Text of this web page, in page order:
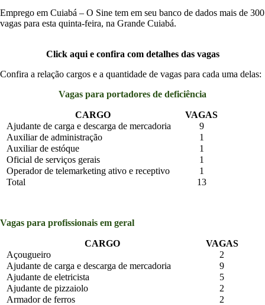
Concursos
Publicar vaga
Emprego em Cuiabá – O Sine tem em seu banco de dados mais de 300
vagas para esta quinta-feira, na Grande Cuiabá.
Click aqui e confira com detalhes das vagas
Confira a relação cargos e a quantidade de vagas para cada uma delas:
Vagas para portadores de deficiência
CARGO
VAGAS
Ajudante de carga e descarga de mercadoria
9
Auxiliar de administração
1
Auxiliar de estóque
1
Oficial de serviços gerais
1
Operador de telemarketing ativo e receptivo
1
Total
13
Vagas para profissionais em geral
CARGO
VAGAS
Açougueiro
2
Ajudante de carga e descarga de mercadoria
9
Ajudante de eletricista
5
Ajudante de pizzaiolo
2
Armador de ferros
2